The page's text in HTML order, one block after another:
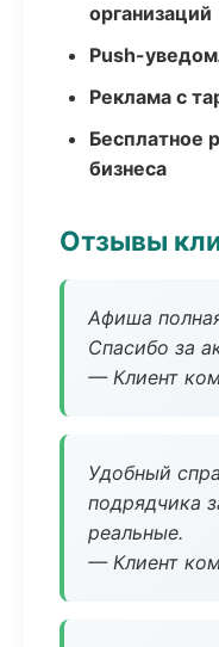
организаций
Push-
Реклама с
Бесплатное
бизнеса
Отзывы
Афиша
Спасибо за
— Клиент
Удобный
подрядчика
реальные.
— Клиент